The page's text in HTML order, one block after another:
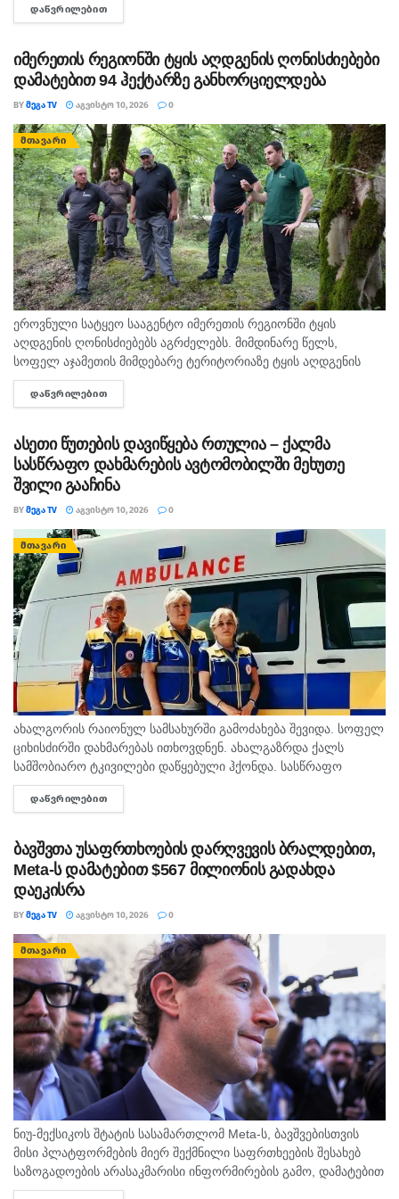
გივი მი­ქა­ნა­ძემ გა­ნა­ცხა­და. „სკო­ლა მშო­ბელ­თან...
ᲓᲐᲬᲕᲠᲘᲚᲔᲑᲘᲗ
იმერეთის რეგიონში ტყის აღდგენის ღონისძიებები
დამატებით 94 ჰექტარზე განხორციელდება
BYᲛᲔᲒᲐ TV ᲐᲒᲕᲘᲡᲢᲝ 10, 2026 0
ᲛᲗᲐᲕᲐᲠᲘ
ეროვნული სატყეო სააგენტო იმერეთის რეგიონში ტყის
აღდგენის ღონისძიებებს აგრძელებს. მიმდინარე წელს,
სოფელ აჯამეთის მიმდებარე ტერიტორიაზე ტყის აღდგენის
პროექტი დამატებით 94 ჰექტარამდე ფართობზე
განხორციელდება, რაც ბუნებრივი განახლების ხელშეწყობის
ᲓᲐᲬᲕᲠᲘᲚᲔᲑᲘᲗ
ასეთი წუთების დავიწყება რთულია – ქალმა
სასწრაფო დახმარების ავტომობილში მეხუთე
შვილი გააჩინა
BYᲛᲔᲒᲐ TV ᲐᲒᲕᲘᲡᲢᲝ 10, 2026 0
ᲛᲗᲐᲕᲐᲠᲘ
ახალგორის რაიონულ სამსახურში გამოძახება შევიდა. სოფელ
ციხისძირში დახმარებას ითხოვდნენ. ახალგაზრდა ქალს
სამშობიარო ტკივილები დაწყებული ჰქონდა. სასწრაფო
სამედიცინო დახმარების ბრიგადის ადგილზე მისვლისას
მეხუთე შვილის მომლოდინე ორსული დახვდათ, რომელსაც
ᲓᲐᲬᲕᲠᲘᲚᲔᲑᲘᲗ
ბავშვთა უსაფრთხოების დარღვევის ბრალდებით,
Meta-ს დამატებით $567 მილიონის გადახდა
დაეკისრა
BYᲛᲔᲒᲐ TV ᲐᲒᲕᲘᲡᲢᲝ 10, 2026 0
ᲛᲗᲐᲕᲐᲠᲘ
ნიუ-მექსიკოს შტატის სასამართლომ Meta-ს, ბავშვებისთვის
მისი პლატფორმების მიერ შექმნილი საფრთხეების შესახებ
საზოგადოების არასაკმარისი ინფორმირების გამო, დამატებით
$567 მილიონის კომპენსაციის გადახდა დააკისრა.